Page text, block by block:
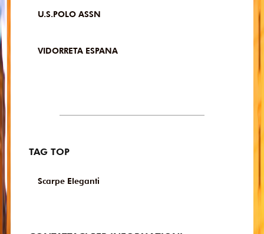
U.S.POLO ASSN
VIDORRETA ESPANA
TAG TOP
Scarpe Eleganti